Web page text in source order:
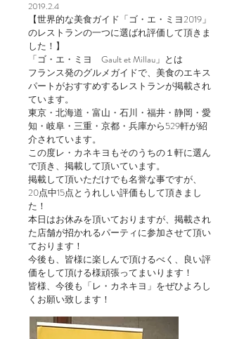
2019.2.4
【世界的な美食ガイド「ゴ・エ・ミヨ2019」
のレストランの一つに選ばれ評価して頂きま
した！】
「ゴ・エ・ミヨ Gault et Millau」とは
フランス発のグルメガイドで、美食のエキス
パートがおすすめするレストランが掲載され
ています。
東京・北海道・富山・石川・福井・静岡・愛
知・岐阜・三重・京都・兵庫から529軒が紹
介されています。
この度レ・カネキヨもそのうちの１軒に選ん
で頂き、掲載して頂いています。
掲載して頂いただけでも名誉な事ですが、
20点中15点とうれしい評価もして頂きまし
た！
本日はお休みを頂いておりますが、掲載され
た店舗が招かれるパーティに参加させて頂い
ております！
今後も、皆様に楽しんで頂けるべく、良い評
価をして頂ける様頑張ってまいります！
皆様、今後も「レ・カネキヨ」をぜひよろし
くお願い致します！